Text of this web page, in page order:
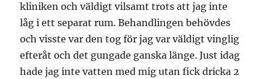
kliniken och väldigt vilsamt trots att jag inte
låg i ett separat rum. Behandlingen behövdes
och visste var den tog för jag var väldigt vinglig
efteråt och det gungade ganska länge. Just idag
hade jag inte vatten med mig utan fick dricka 2